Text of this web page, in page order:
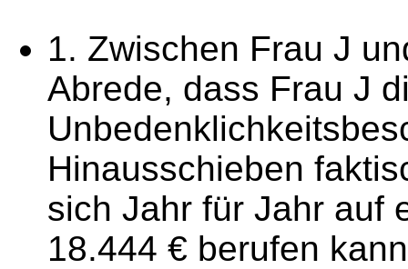
1. Zwischen Frau J
Abrede, dass Frau J
Hinausschieben
sich Jahr für Jahr auf
18.444 € berufen